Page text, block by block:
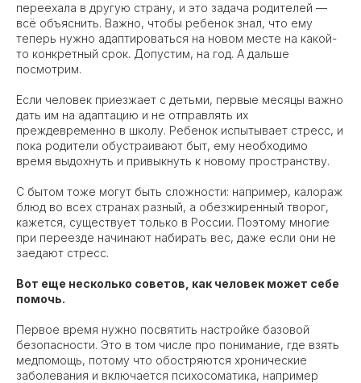
переехала в другую страну, и это задача родителей —
всё объяснить. Важно, чтобы ребенок знал, что ему
теперь нужно адаптироваться на новом месте на какой-
то конкретный срок. Допустим, на год. А дальше
посмотрим.
Если человек приезжает с детьми, первые месяцы важно
дать им на адаптацию и не отправлять их
преждевременно в школу. Ребенок испытывает стресс, и
пока родители обустраивают быт, ему необходимо
время выдохнуть и привыкнуть к новому пространству.
С бытом тоже могут быть сложности: например, калораж
блюд во всех странах разный, а обезжиренный творог,
кажется, существует только в России. Поэтому многие
при переезде начинают набирать вес, даже если они не
заедают стресс.
Вот еще несколько советов, как человек может себе
помочь.
Первое время нужно посвятить настройке базовой
безопасности. Это в том числе про понимание, где взять
медпомощь, потому что обостряются хронические
заболевания и включается психосоматика, например